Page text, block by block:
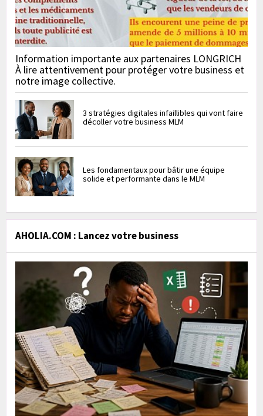
Information importante aux partenaires LONGRICH
À lire attentivement pour protéger votre business et
notre image collective.
3 stratégies digitales infaillibles qui vont faire
décoller votre business MLM
Les fondamentaux pour bâtir une équipe
solide et performante dans le MLM
AHOLIA.COM : Lancez votre business